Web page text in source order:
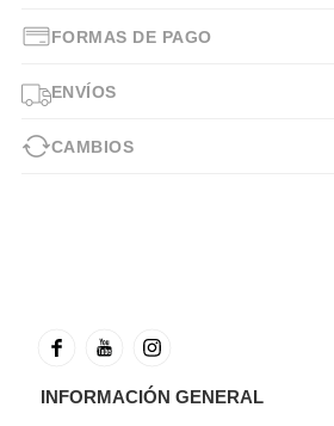
FORMAS DE PAGO
ENVÍOS
CAMBIOS
INFORMACIÓN GENERAL